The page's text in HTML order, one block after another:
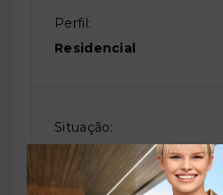
Perfil:
Residencial
Situação:
Em construção